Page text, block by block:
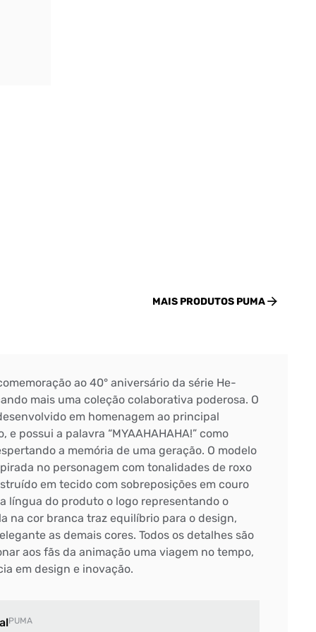
MAIS PRODUTOS PUMA
ao 40° aniversário da série He-
mais uma coleção colaborativa poderosa. O
em homenagem ao principal
possui a palavra “MYAAHAHAHA!” como
a memória de uma geração. O modelo
no personagem com tonalidades de roxo
em tecido com sobreposições em couro
língua do produto o logo representando o
na cor branca traz equilíbrio para o design,
as demais cores. Todos os detalhes são
aos fãs da animação uma viagem no tempo,
em design e inovação.
PUMA